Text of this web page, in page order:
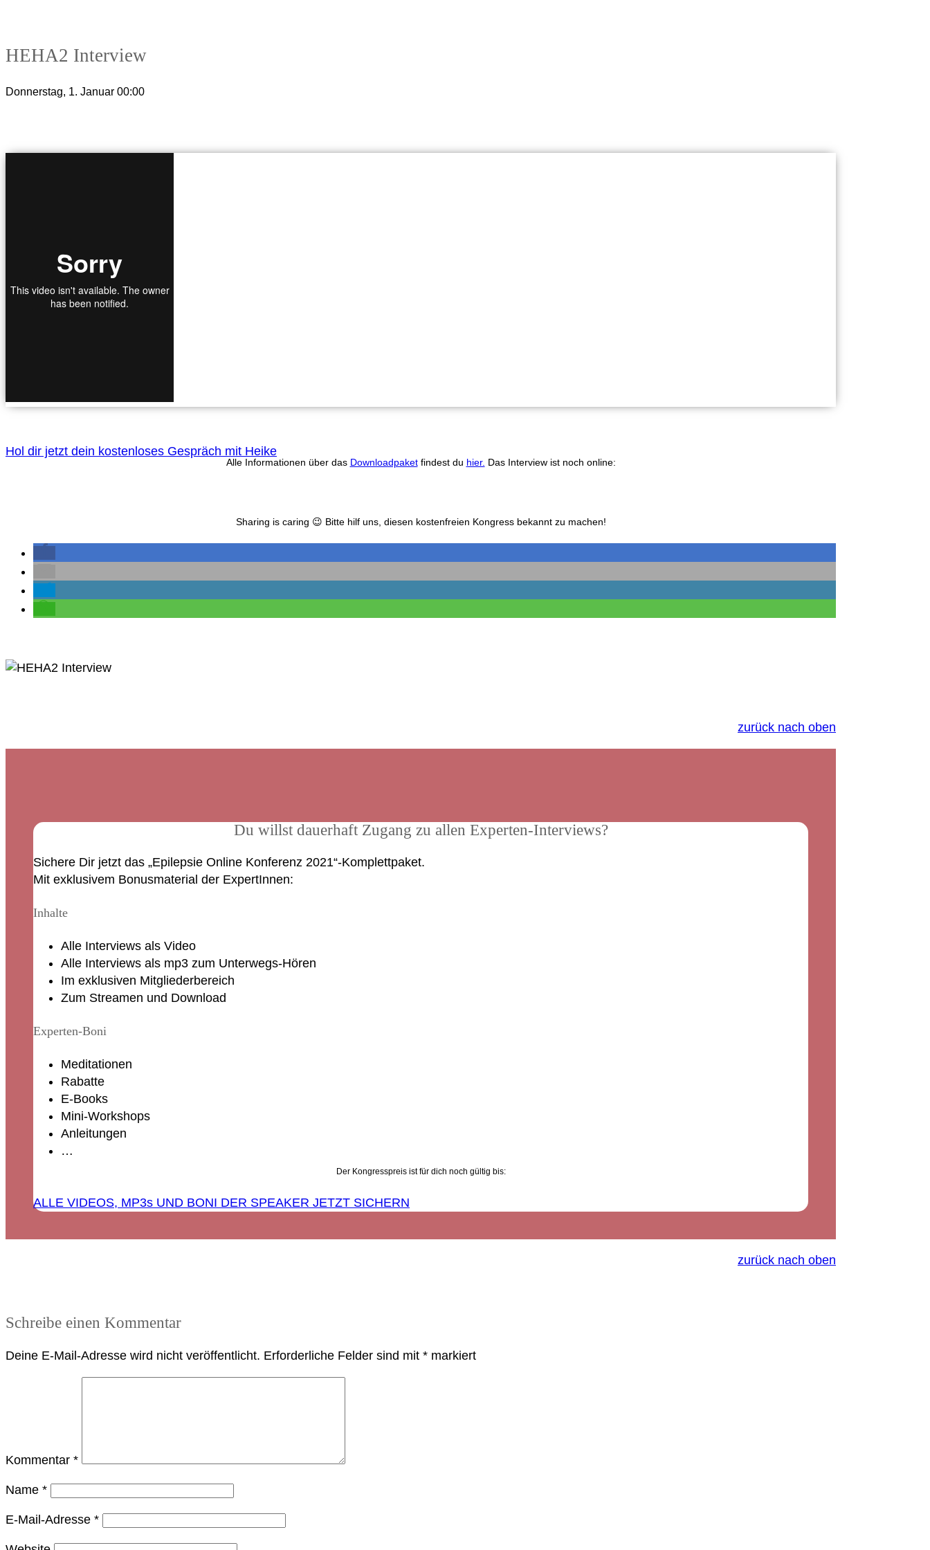
HEHA2 Interview
Donnerstag, 1. Januar 00:00
Hol dir jetzt dein kostenloses Gespräch mit Heike
Alle Informationen über das Downloadpaketfindest du hier. Das Interview ist noch online:
Sharing is caring 😉 Bitte hilf uns, diesen kostenfreien Kongress bekannt zu machen!
zurück nach oben
Du willst dauerhaft Zugang zu allen Experten-Interviews?
Sichere Dir jetzt das „Epilepsie Online Konferenz 2021“-Komplettpaket.
Mit exklusivem Bonusmaterial der ExpertInnen:
Inhalte
Alle Interviews als Video
Alle Interviews als mp3 zum Unterwegs-Hören
Im exklusiven Mitgliederbereich
Zum Streamen und Download
Experten-Boni
Meditationen
Rabatte
E-Books
Mini-Workshops
Anleitungen
…
Der Kongresspreis ist für dich noch gültig bis:
ALLE VIDEOS, MP3s UND BONI DER SPEAKER JETZT SICHERN
zurück nach oben
Schreibe einen Kommentar
Deine E-Mail-Adresse wird nicht veröffentlicht. Erforderliche Felder sind mit * markiert
Kommentar *
Name *
E-Mail-Adresse *